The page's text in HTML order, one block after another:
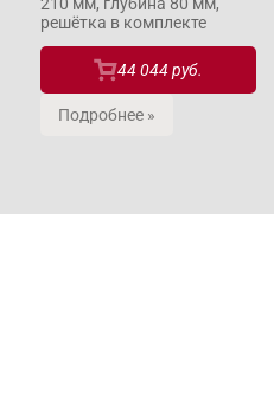
решётка в комплекте
44 044 руб.
Подробнее »